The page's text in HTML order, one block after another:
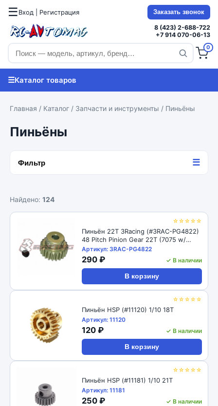
☰Вход | Регистрация Заказать звонок
8 (423) 2-688-722
+7 914 070-06-13
0
☰Каталог товаров
Главная / Каталог / Запчасти и инструменты / Пиньёны
Пиньёны
Фильтр ☰
Найдено: 124
☆☆☆☆☆
Пиньён 22T 3Racing (#3RAC-PG4822)
48 Pitch Pinion Gear 22T (7075 w/
Hard Coating)
Артикул: 3RAC-PG4822
290 ₽ ✓ В наличии
В корзину
☆☆☆☆☆
Пиньён HSP (#11120) 1/10 18T
Артикул: 11120
120 ₽ ✓ В наличии
В корзину
☆☆☆☆☆
Пиньён HSP (#11181) 1/10 21T
Артикул: 11181
250 ₽ ✓ В наличии